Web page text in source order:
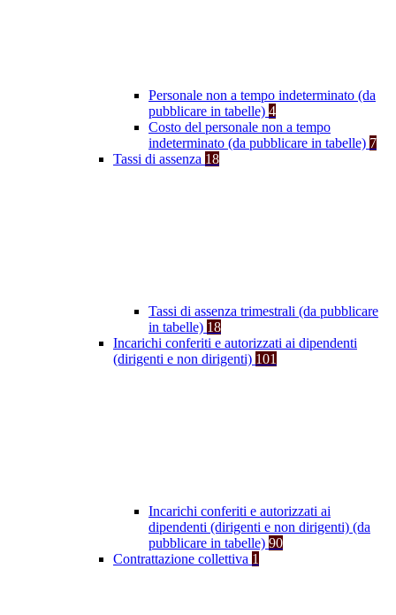
Personale non a tempo indeterminato (da
pubblicare in tabelle) 4
Costo del personale non a tempo
indeterminato (da pubblicare in tabelle) 7
Tassi di assenza 18
Tassi di assenza trimestrali (da pubblicare
in tabelle) 18
Incarichi conferiti e autorizzati ai dipendenti
(dirigenti e non dirigenti) 101
Incarichi conferiti e autorizzati ai
dipendenti (dirigenti e non dirigenti) (da
pubblicare in tabelle) 90
Contrattazione collettiva 1